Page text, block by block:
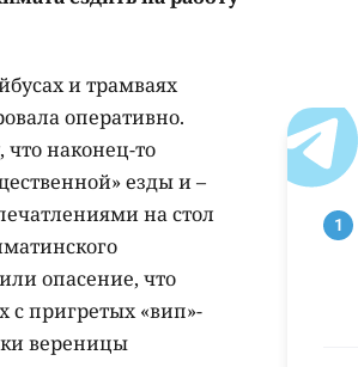
и трамваях
оперативно.
наконец-то
езды и –
на стол
опасение, что
с пригретых «вип»-
вереницы
1